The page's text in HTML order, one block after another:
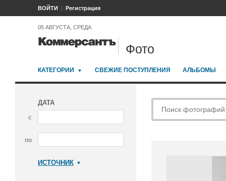
ВОЙТИ Регистрация
05 АВГУСТА, СРЕДА
Фото
КАТЕГОРИИ СВЕЖИЕ ПОСТУПЛЕНИЯ АЛЬБОМЫ
ДАТА
с
по
ИСТОЧНИК